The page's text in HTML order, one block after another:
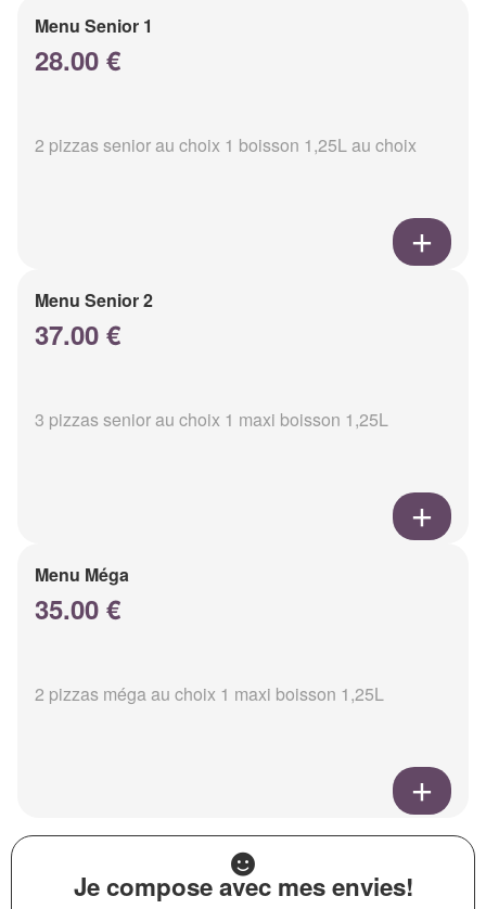
Menu Senior 1
28.00 €
2 pizzas senior au choix 1 boisson 1,25L au choix
Menu Senior 2
37.00 €
3 pizzas senior au choix 1 maxi boisson 1,25L
Menu Méga
35.00 €
2 pizzas méga au choix 1 maxi boisson 1,25L
Je compose avec mes envies!